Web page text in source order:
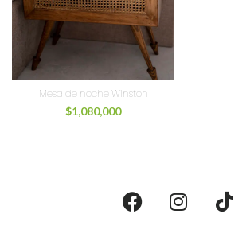
Mesa de noche Winston
$1,080,000